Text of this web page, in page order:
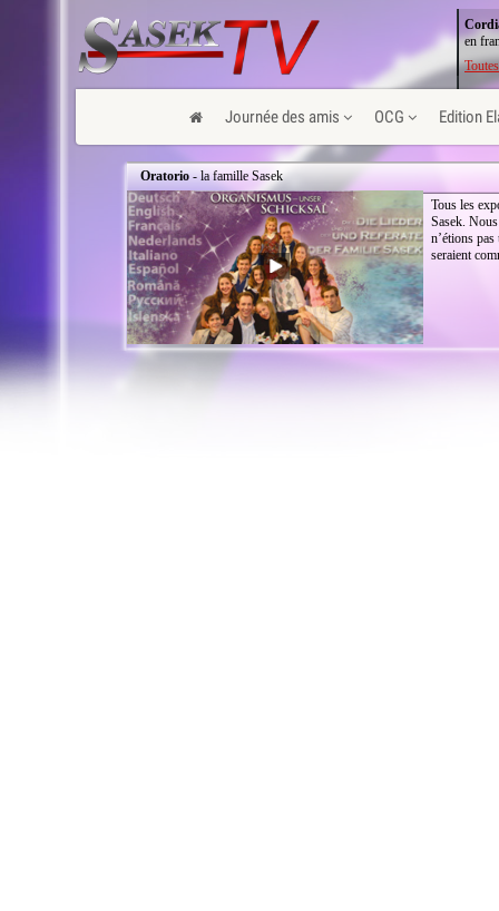
Journée des amis OCG Edition
en
Oratorio - la famille Sasek
Tous les
Sasek.
n’étions
seraient